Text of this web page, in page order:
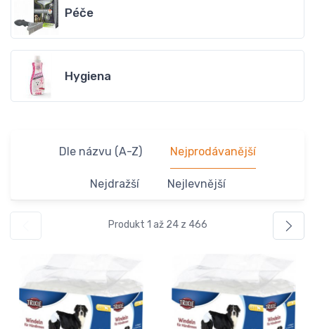
Péče
Hygiena
Dle názvu (A-Z) Nejprodávanější
Nejdražší Nejlevnější
Produkt 1 až 24 z 466